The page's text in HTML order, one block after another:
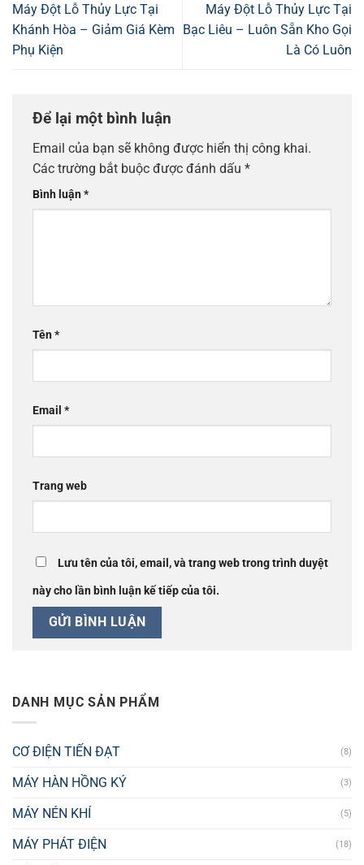
Máy Đột Lỗ Thủy Lực Tại
Khánh Hòa – Giảm Giá Kèm
Phụ Kiện
Máy Đột Lỗ Thủy Lực Tại
Bạc Liêu – Luôn Sẵn Kho Gọi
Là Có Luôn
Để lại một bình luận
Email của bạn sẽ không được hiển thị công khai.
Các trường bắt buộc được đánh dấu *
Bình luận*
Tên*
Email *
Trang web
Lưu tên của tôi, email, và trang web trong trình duyệt
này cho lần bình luận kế tiếp của tôi.
DANH MỤC SẢN PHẨM
CƠ ĐIỆN TIẾN ĐẠT (8)
MÁY HÀN HỒNG KÝ (3)
MÁY NÉN KHÍ (5)
MÁY PHÁT ĐIỆN (18)